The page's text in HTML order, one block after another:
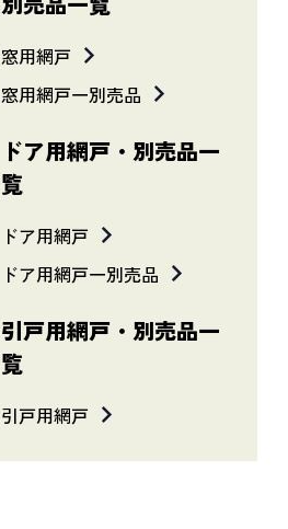
窓用網戸
窓用網戸一別売品
ドア用網戸・ 別売品一
覧
ドア用網戸
ドア用網戸一別売品
引戸用網戸・ 別売品一
覧
引戸用網戸